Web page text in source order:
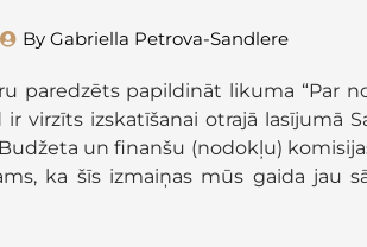
By Gabriella Petrova-Sandlere
paredzēts papildināt likuma “Par
ir virzīts izskatīšanai otrajā lasījumā
un finanšu (nodokļu)
ka šīs izmaiņas mūs gaida jau